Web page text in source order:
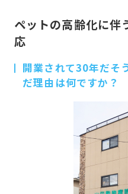
ペットの高齢化に伴
応
開業されて30年だそ
だ理由は何ですか？